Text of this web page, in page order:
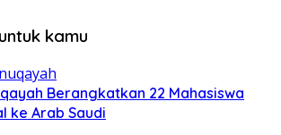
kamu
Berangkatkan 22 Mahasiswa
ke Arab Saudi